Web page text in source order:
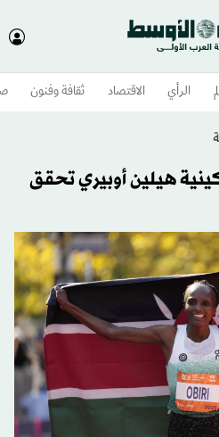
الرأي الاقتصاد ثقافة وفنون
هيلين أوبيري تحقق